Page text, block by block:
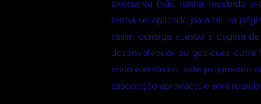
executiva (não tenha recebido
tenha se aplicado para tal na
assim consiga acesso a pagina
desenvolvedor ou qualquer outra
meio eletrônico, este pagamento
associação aprovada, e será